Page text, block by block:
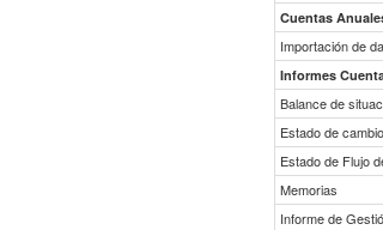
Cuentas
Importación de
Informes
Balance de
Estado de
Estado de Flujo
Memorias
Informe de